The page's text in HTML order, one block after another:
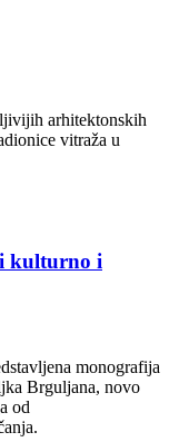
arhitektonskih
vitraža u
kulturno i
monografija
Brguljana, novo
od